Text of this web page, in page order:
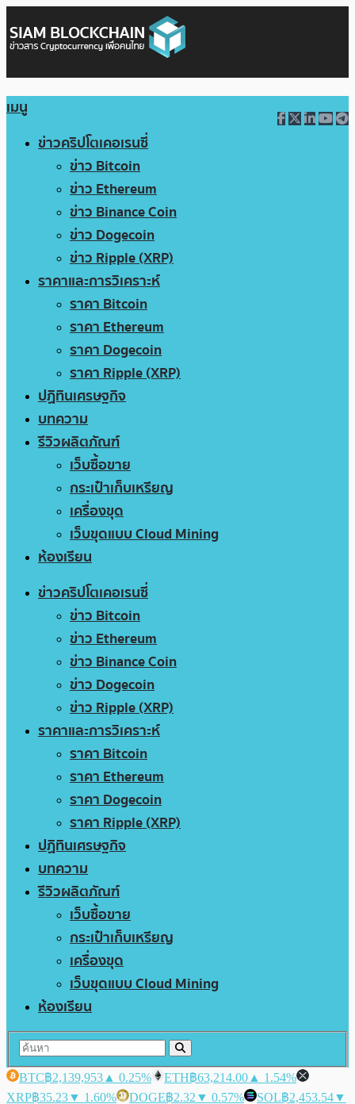
เมนู
ข่าวคริปโตเคอเรนซี่
ข่าว Bitcoin
ข่าว Ethereum
ข่าว Binance Coin
ข่าว Dogecoin
ข่าว Ripple (XRP)
ราคาและการวิเคราะห์
ราคา Bitcoin
ราคา Ethereum
ราคา Dogecoin
ราคา Ripple (XRP)
ปฏิทินเศรษฐกิจ
บทความ
รีวิวผลิตภัณฑ์
เว็บซื้อขาย
กระเป๋าเก็บเหรียญ
เครื่องขุด
เว็บขุดแบบ Cloud Mining
ห้องเรียน
ข่าวคริปโตเคอเรนซี่
ข่าว Bitcoin
ข่าว Ethereum
ข่าว Binance Coin
ข่าว Dogecoin
ข่าว Ripple (XRP)
ราคาและการวิเคราะห์
ราคา Bitcoin
ราคา Ethereum
ราคา Dogecoin
ราคา Ripple (XRP)
ปฏิทินเศรษฐกิจ
บทความ
รีวิวผลิตภัณฑ์
เว็บซื้อขาย
กระเป๋าเก็บเหรียญ
เครื่องขุด
เว็บขุดแบบ Cloud Mining
ห้องเรียน
BTC฿2,139,953 ▲ 0.25% ETH฿63,214.00 ▲ 1.54%
XRP฿35.23▼ 1.60% DOGE฿2.32 ▼ 0.57% SOL฿2,453.54▼